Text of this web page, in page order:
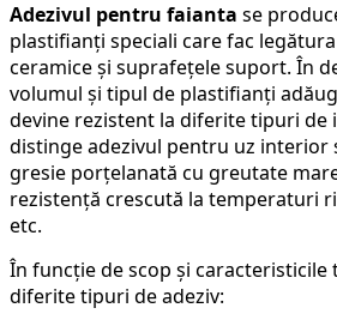
Adezivul pentru faianta se
plastifianți speciali care fac
ceramice și suprafețele suport. În
volumul și tipul de plastifianți
devine rezistent la diferite tipuri de
distinge adezivul pentru uz interior
gresie porțelanată cu greutate
rezistență crescută la temperaturi
etc.
În funcție de scop și caracteristicile
diferite tipuri de adeziv: